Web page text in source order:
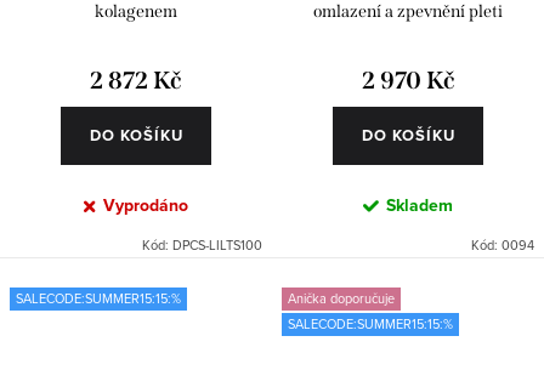
kolagenem
2 872 Kč
DO KOŠÍKU
Vyprodáno
Kód: DPCS-LILTS100
omlazení a zpevnění pleti
2 970 Kč
DO KOŠÍKU
Skladem
Kód: 0094
SALECODE:SUMMER15:15:%
Anička doporučuje
SALECODE:SUMMER15:15:%